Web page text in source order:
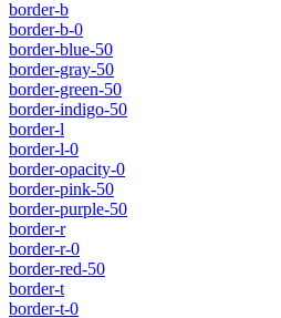
border-b
border-b-0
border-blue-50
border-gray-50
border-green-50
border-indigo-50
border-l
border-l-0
border-opacity-0
border-pink-50
border-purple-50
border-r
border-r-0
border-red-50
border-t
border-t-0